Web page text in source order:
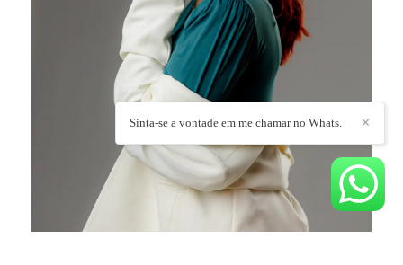
✕
Sinta-se a vontade em me chamar no Whats.